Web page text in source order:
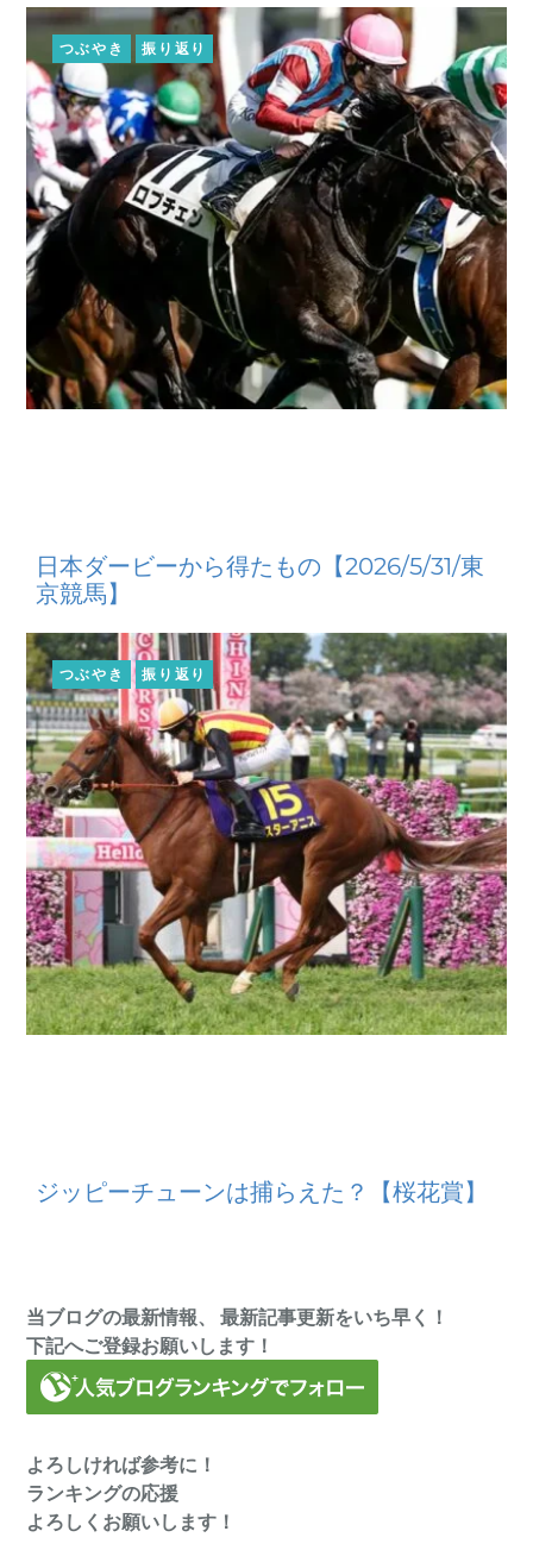
つぶやき 振り返り
日本ダービーから得たもの【2026/5/31/東
京競馬】
つぶやき 振り返り
ジッピーチューンは捕らえた？【桜花賞】
当ブログの最新情報、 最新記事更新をいち早く！
下記へご登録お願いします！
よろしければ参考に！
ランキングの応援
よろしくお願いします！